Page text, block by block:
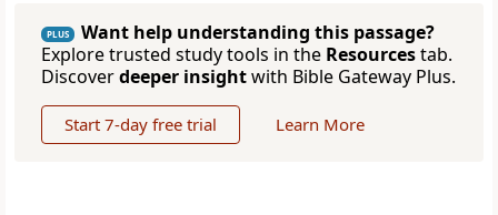
PLUS
Want help understanding this passage?
Explore trusted study tools in the Resourcestab.
Discoverdeeper insightwith Bible Gateway Plus.
Start 7-day free trial Learn More